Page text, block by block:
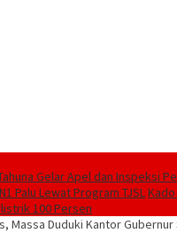
Gelar Apel dan Inspeksi
Palu Lewat Program TJSL
100 Persen
Massa Duduki Kantor Gubernur